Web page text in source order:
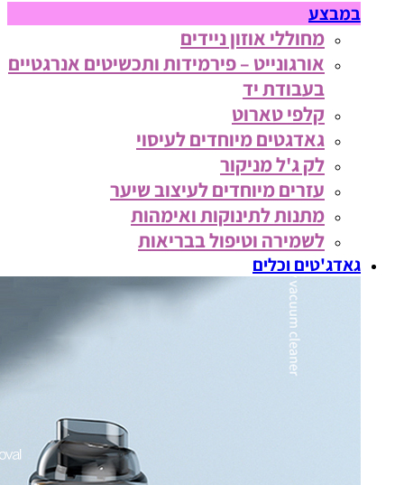
במבצע
מחוללי אוזון ניידים
אורגונייט – פירמידות ותכשיטים אנרגטיים
בעבודת יד
קלפי טארוט
גאדגטים מיוחדים לעיסוי
לק ג'ל מניקור
עזרים מיוחדים לעיצוב שיער
מתנות לתינוקות ואימהות
לשמירה וטיפול בבריאות
גאדג'טים וכלים